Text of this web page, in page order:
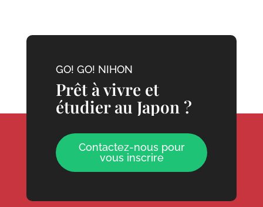
GO! GO! NIHON
Prêt à vivre et
étudier au Japon ?
Contactez-nous pour
vous inscrire